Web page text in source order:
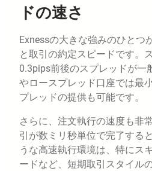
ドの速さ
Exnessの大きな強みのひとつ
と取引の約定スピードです。
0.3pips前後のスプレッドが一
やロースプレッド口座では最
プレッドの提供も可能です。
さらに、注文執行の速度も非
引が数ミリ秒単位で完了する
うな高速執行環境は、特にス
ードなど、短期取引スタイル